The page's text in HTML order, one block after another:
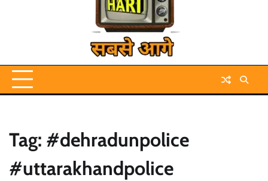
Tag: #dehradunpolice
#uttarakhandpolice